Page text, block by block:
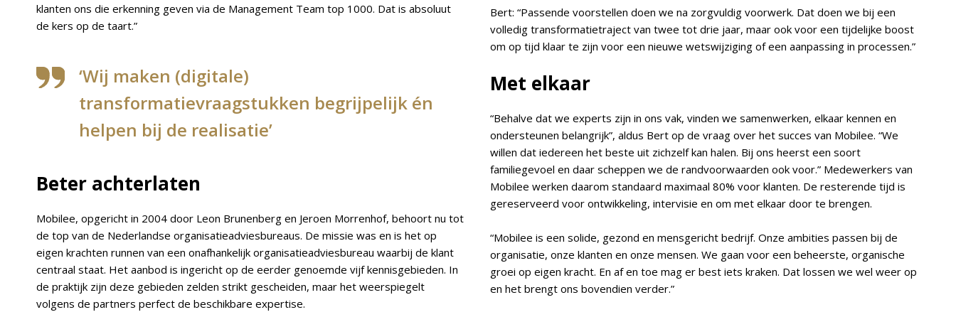
klanten ons die erkenning geven via de Management Team top 1000. Dat is absoluut
de kers op de taart.”
‘Wij maken (digitale)
transformatievraagstukken begrijpelijk én
helpen bij de realisatie’
Beter achterlaten
Mobilee, opgericht in 2004 door Leon Brunenberg en Jeroen Morrenhof, behoort nu tot
de top van de Nederlandse organisatieadviesbureaus. De missie was en is het op
eigen krachten runnen van een onafhankelijk organisatieadviesbureau waarbij de klant
centraal staat. Het aanbod is ingericht op de eerder genoemde vijf kennisgebieden. In
de praktijk zijn deze gebieden zelden strikt gescheiden, maar het weerspiegelt
volgens de partners perfect de beschikbare expertise.
Bert: “Passende voorstellen doen we na zorgvuldig voorwerk. Dat doen we bij een
volledig transformatietraject van twee tot drie jaar, maar ook voor een tijdelijke boost
om op tijd klaar te zijn voor een nieuwe wetswijziging of een aanpassing in processen.”
Met elkaar
“Behalve dat we experts zijn in ons vak, vinden we samenwerken, elkaar kennen en
ondersteunen belangrijk”, aldus Bert op de vraag over het succes van Mobilee. “We
willen dat iedereen het beste uit zichzelf kan halen. Bij ons heerst een soort
familiegevoel en daar scheppen we de randvoorwaarden ook voor.” Medewerkers van
Mobilee werken daarom standaard maximaal 80% voor klanten. De resterende tijd is
gereserveerd voor ontwikkeling, intervisie en om met elkaar door te brengen.
“Mobilee is een solide, gezond en mensgericht bedrijf. Onze ambities passen bij de
organisatie, onze klanten en onze mensen. We gaan voor een beheerste, organische
groei op eigen kracht. En af en toe mag er best iets kraken. Dat lossen we wel weer op
en het brengt ons bovendien verder.”